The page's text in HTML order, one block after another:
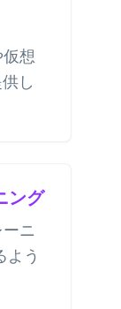
想
し
ング
ニ
よう